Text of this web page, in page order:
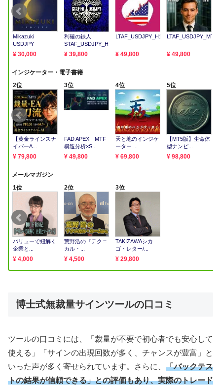
博士式無裁量サインツールの口コミ
ツールの口コミには、「裁量が不要で初心者でも安心して
使える」「サインの出現回数が多く、チャンスが豊富」と
いった声が多く寄せられています。さらに、 「バックテス
トの結果が信頼できる」との評価もあり、実際のトレード